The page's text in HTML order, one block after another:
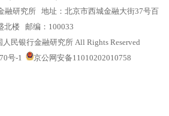
法律声明 网站地图
金融研究所 地址：北京市西城金融大街37号
盛北楼 邮编：100033
人民银行金融研究所 All Rights Reserved